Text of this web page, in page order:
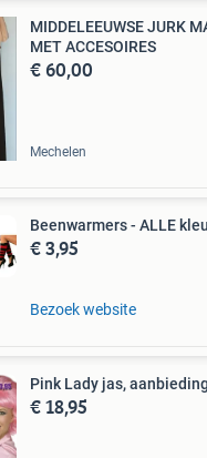
MIDDELEEUWSE JURK
MET ACCESOIRES
€ 60,00
Mechelen
Beenwarmers - ALLE
€ 3,95
Bezoek website
Pink Lady jas,
€ 18,95